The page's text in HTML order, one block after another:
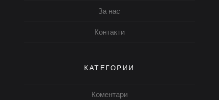
За нас
Контакти
КАТЕГОРИИ
Коментари